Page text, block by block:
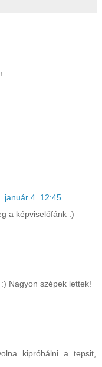
január 4. 12:45
a képviselőfánk :)
Nagyon szépek lettek!
kipróbálni a tepsit,